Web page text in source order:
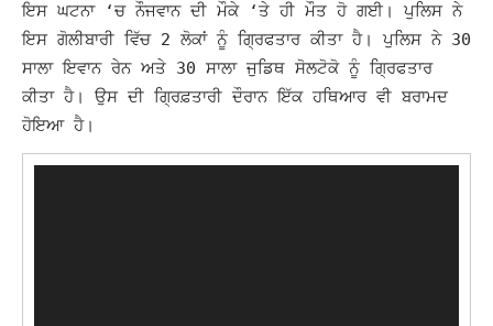
ਇਸ ਘਟਨਾ ‘ਚ ਨੌਜਵਾਨ ਦੀ ਮੌਕੇ ‘ਤੇ ਹੀ ਮੌਤ ਹੋ ਗਈ। ਪੁਲਿਸ ਨੇ
ਇਸ ਗੋਲੀਬਾਰੀ ਵਿੱਚ 2 ਲੋਕਾਂ ਨੂੰ ਗ੍ਰਿਫਤਾਰ ਕੀਤਾ ਹੈ। ਪੁਲਿਸ ਨੇ 30
ਸਾਲਾ ਇਵਾਨ ਰੇਨ ਅਤੇ 30 ਸਾਲਾ ਜੁਡਿਥ ਸੋਲਟੋਕੋ ਨੂੰ ਗ੍ਰਿਫਤਾਰ
ਕੀਤਾ ਹੈ। ਉਸ ਦੀ ਗ੍ਰਿਫ਼ਤਾਰੀ ਦੌਰਾਨ ਇੱਕ ਹਥਿਆਰ ਵੀ ਬਰਾਮਦ
ਹੋਇਆ ਹੈ।